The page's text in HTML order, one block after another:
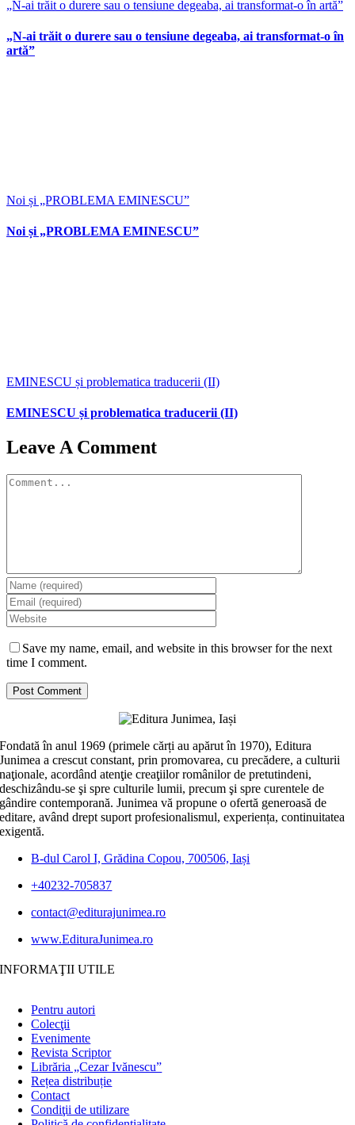
„N-ai trăit o durere sau o tensiune degeaba, ai transformat-o în artă”
„N-ai trăit o durere sau o tensiune degeaba, ai transformat-o în
artă”
Noi și „PROBLEMA EMINESCU”
Noi și „PROBLEMA EMINESCU”
EMINESCU și problematica traducerii (II)
EMINESCU și problematica traducerii (II)
Leave A Comment
Comment
Save my name, email, and website in this browser for the next
time I comment.
Fondată în anul 1969 (primele cărți au apărut în 1970), Editura
Junimea a crescut constant, prin promovarea, cu precădere, a culturii
naţionale, acordând atenţie creaţiilor românilor de pretutindeni,
deschizându-se şi spre culturile lumii, precum şi spre curentele de
gândire contemporană. Junimea vă propune o ofertă generoasă de
editare, având drept suport profesionalismul, experiența, continuitatea
exigentă.
B-dul Carol I, Grădina Copou, 700506, Iași
+40232-705837
contact@editurajunimea.ro
www.EdituraJunimea.ro
INFORMAŢII UTILE
Pentru autori
Colecţii
Evenimente
Revista Scriptor
Librăria „Cezar Ivănescu”
Rețea distribuție
Contact
Condiţii de utilizare